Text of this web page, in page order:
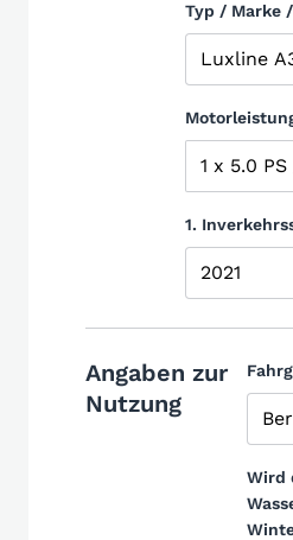
Typ / Marke
1.
Angaben zur
Nutzung
Wird